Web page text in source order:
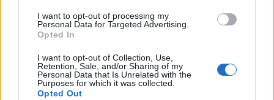
I want to opt-out of processing my
Personal Data for Targeted Advertising.
Opted In
I want to opt-out of Collection, Use,
Retention, Sale, and/or Sharing of my
Personal Data that Is Unrelated with the
Purposes for which it was collected.
Opted Out
izglītības iestādē, nemaz nevajadzētu reģistrēties
rindā uz šiem dārziņiem, lai neradītu nepareizu
priekšstatu par rindas garumu.
Kā tiek aprēķināts līdzfinansējums?